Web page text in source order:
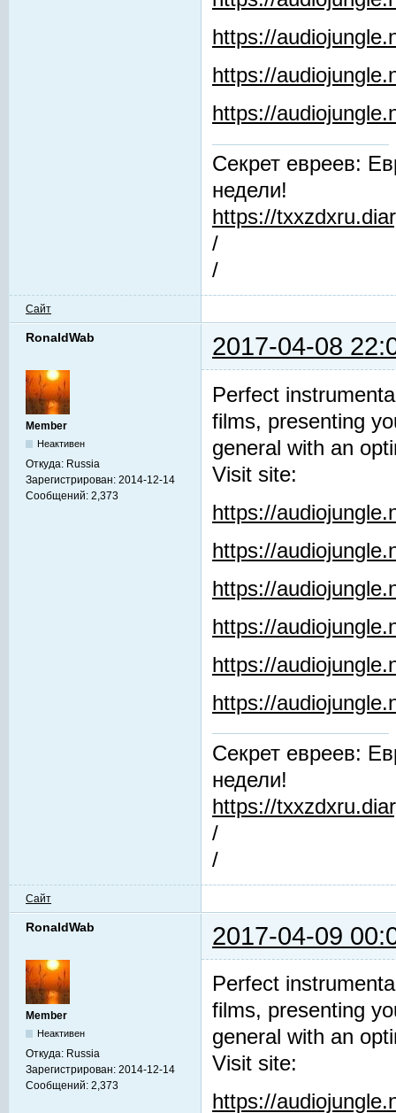
https://
https://
https://
Секрет евреев:
недели!
https://
/
/
Сайт
RonaldWab 2017-04-08
Member
Неактивен
Откуда: Russia
Зарегистрирован: 2014-12-14
Сообщений: 2,373
Perfect
films, presenting
general with an
Visit site:
https://
https://
https://
https://
https://
https://
Секрет евреев:
недели!
https://
/
/
Сайт
RonaldWab 2017-04-09
Member
Неактивен
Откуда: Russia
Зарегистрирован: 2014-12-14
Сообщений: 2,373
Perfect
films, presenting
general with an
Visit site:
https://